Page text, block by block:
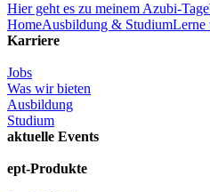
Hier geht es zu meinem Azubi-
HomeAusbildung & StudiumLerne
Karriere
Jobs
Was wir bieten
Ausbildung
Studium
aktuelle Events
ept-Produkte